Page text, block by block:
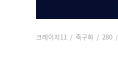
크레이지11 / 축구화 / 280